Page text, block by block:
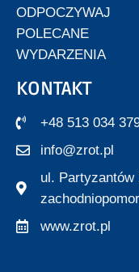
ODPOCZYWAJ
POLECANE
WYDARZENIA
KONTAKT
+48 513 034
info@zrot.pl
ul. Partyzantów
www.zrot.pl